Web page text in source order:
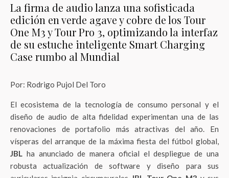
La firma de audio lanza una sofisticada
edición en verde agave y cobre de los Tour
One M3 y Tour Pro 3, optimizando la interfaz
de su estuche inteligente Smart Charging
Case rumbo al Mundial
Por: Rodrigo Pujol Del Toro
El ecosistema de la tecnología de consumo personal y el
diseño de audio de alta fidelidad experimentan una de las
renovaciones de portafolio más atractivas del año. En
vísperas del arranque de la máxima fiesta del fútbol global,
JBL ha anunciado de manera oficial el despliegue de una
robusta actualización de software y diseño para sus